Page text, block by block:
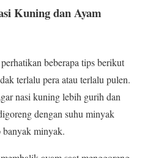
Kuning dan Ayam
beberapa tips berikut
terlalu pera atau terlalu pulen.
nasi kuning lebih gurih dan
dengan suhu minyak
banyak minyak.